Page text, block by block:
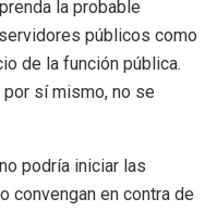
la probable
públicos como
de la función pública.
sí mismo, no se
podría iniciar las
convengan en contra de